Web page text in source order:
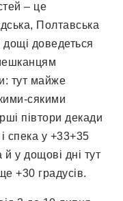
– це
Полтавська
дощі доведеться
тут майже
сякими
півтори декади
спека у +33+35
й у дощові дні тут
+30 градусів.